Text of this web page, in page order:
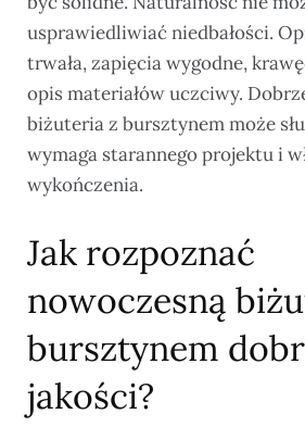
usprawiedliwiać niedbałości.
trwała, zapięcia wygodne,
opis materiałów uczciwy.
biżuteria z bursztynem może
wymaga starannego projektu i
wykończenia.
Jak rozpoznać
nowoczesną
bursztynem
jakości?